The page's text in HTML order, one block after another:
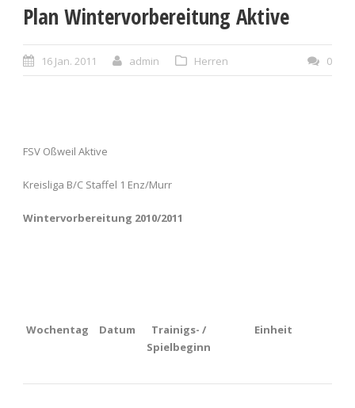
Plan Wintervorbereitung Aktive
16 Jan. 2011 admin Herren 0
FSV Oßweil Aktive
Kreisliga B/C Staffel 1 Enz/Murr
Wintervorbereitung 2010/2011
Wochentag Datum
Trainigs- /
Spielbeginn
Einheit